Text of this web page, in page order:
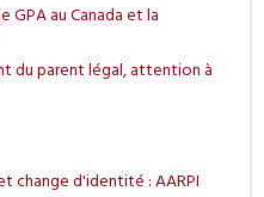
GPA au Canada et la
du parent légal, attention à
change d'identité : AARPI